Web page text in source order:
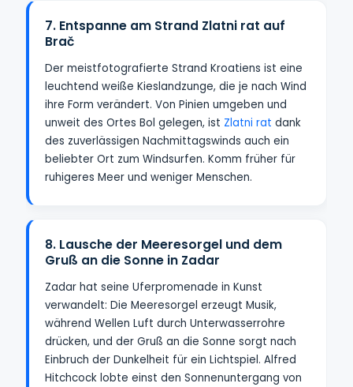
7. Entspanne am Strand Zlatni rat auf
Brač
Der meistfotografierte Strand Kroatiens ist eine
leuchtend weiße Kieslandzunge, die je nach Wind
ihre Form verändert. Von Pinien umgeben und
unweit des Ortes Bol gelegen, ist Zlatni rat dank
des zuverlässigen Nachmittagswinds auch ein
beliebter Ort zum Windsurfen. Komm früher für
ruhigeres Meer und weniger Menschen.
8. Lausche der Meeresorgel und dem
Gruß an die Sonne in Zadar
Zadar hat seine Uferpromenade in Kunst
verwandelt: Die Meeresorgel erzeugt Musik,
während Wellen Luft durch Unterwasserrohre
drücken, und der Gruß an die Sonne sorgt nach
Einbruch der Dunkelheit für ein Lichtspiel. Alfred
Hitchcock lobte einst den Sonnenuntergang von